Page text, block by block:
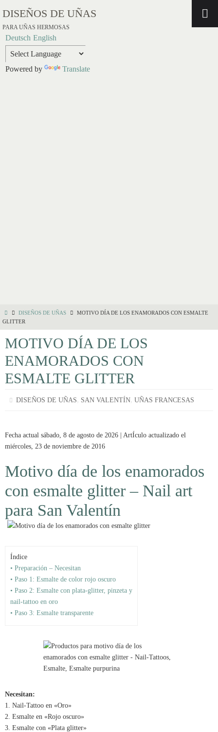
DISEÑOS DE UÑAS
PARA UÑAS HERMOSAS
Deutsch English
Powered by Translate
DISEÑOS DE UÑAS
MOTIVO DÍA DE LOS ENAMORADOS CON ESMALTE
GLITTER
MOTIVO DÍA DE LOS
ENAMORADOS CON
ESMALTE GLITTER
DISEÑOS DE UÑAS, SAN VALENTÍN,UÑAS FRANCESAS
Fecha actual sábado, 8 de agosto de 2026 | ArtÍculo actualizado el
miércoles, 23 de noviembre de 2016
Motivo día de los enamorados
con esmalte glitter – Nail art
para San Valentín
Índice
• Preparación – Necesitan
• Paso 1: Esmalte de color rojo oscuro
• Paso 2: Esmalte con plata-glitter, pinzeta y
nail-tattoo en oro
• Paso 3: Esmalte transparente
Necesitan:
1. Nail-Tattoo en «Oro»
2. Esmalte en «Rojo oscuro»
3. Esmalte con «Plata glitter»